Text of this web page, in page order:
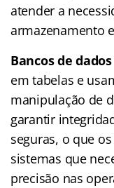
atender a
armazenamento
Bancos de
em tabelas e
manipulação de
garantir
seguras, o que
sistemas que
precisão nas